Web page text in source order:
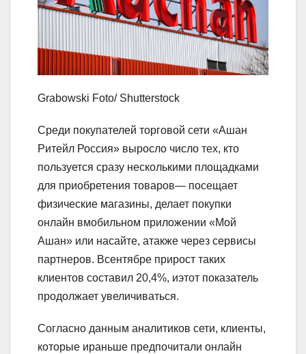
Grabowski Foto/ Shutterstock
Среди покупателей торговой сети «Ашан
Ритейл Россия» выросло число тех, кто
пользуется сразу несколькими площадками
для приобретения товаров— посещает
физические магазины, делает покупки
онлайн вмобильном приложении «Мой
Ашан» или насайте, атакже через сервисы
партнеров. Всентябре прирост таких
клиентов составил 20,4%, иэтот показатель
продолжает увеличиваться.
Согласно данным аналитиков сети, клиенты,
которые ираньше предпочитали онлайн